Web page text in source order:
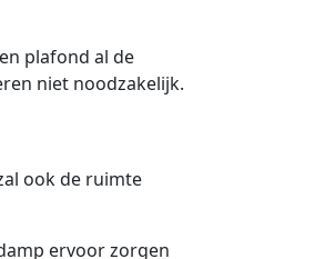
plafond al de
niet noodzakelijk.
ook de ruimte
ervoor zorgen